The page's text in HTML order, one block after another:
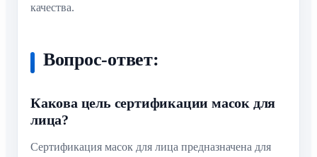
качества.
Вопрос-ответ:
Какова цель сертификации масок для
лица?
Сертификация масок для лица предназначена для